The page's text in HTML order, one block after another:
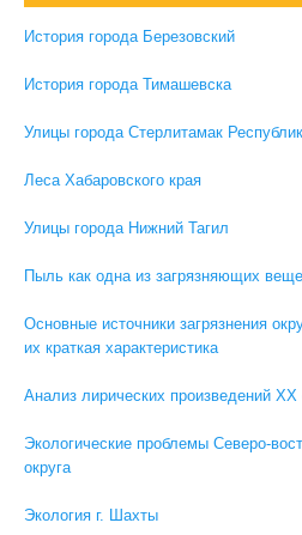
История города Березовский
История города Тимашевска
Улицы города Стерлитамак
Леса Хабаровского края
Улицы города Нижний Тагил
Пыль как одна из загрязняющих
Основные источники загрязнения
их краткая характеристика
Анализ лирических произведений ХХ
Экологические проблемы Северо-
округа
Экология г. Шахты